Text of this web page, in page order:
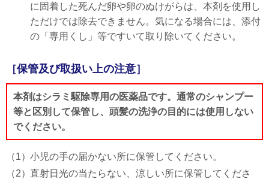
に固着した死んだ卵や卵のぬけがらは、本剤を使用し
ただけでは除去できません。気になる場合には、添付
の「専用くし」等ですいて取り除いてください。
［保管及び取扱い上の注意］
本剤はシラミ駆除専用の医薬品です。通常のシャンプー
等と区別して保管し、頭髪の洗浄の目的には使用しない
でください。
（1）小児の手の届かない所に保管してください。
（2） 直射日光の当たらない、涼しい所に保管してくださ